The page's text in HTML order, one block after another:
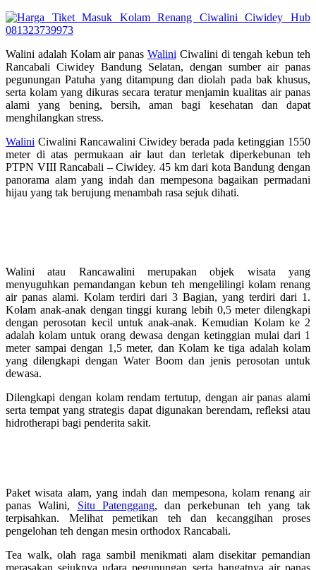
Walini adalah Kolam air panas Walini Ciwalini di tengah kebun teh
Rancabali Ciwidey Bandung Selatan, dengan sumber air panas
pegunungan Patuha yang ditampung dan diolah pada bak khusus,
serta kolam yang dikuras secara teratur menjamin kualitas air panas
alami yang bening, bersih, aman bagi kesehatan dan dapat
menghilangkan stress.
Walini Ciwalini Rancawalini Ciwidey berada pada ketinggian 1550
meter di atas permukaan air laut dan terletak diperkebunan teh
PTPN VIII Rancabali – Ciwidey. 45 km dari kota Bandung dengan
panorama alam yang indah dan mempesona bagaikan permadani
hijau yang tak berujung menambah rasa sejuk dihati.
Walini atau Rancawalini merupakan objek wisata yang
menyuguhkan pemandangan kebun teh mengelilingi kolam renang
air panas alami. Kolam terdiri dari 3 Bagian, yang terdiri dari 1.
Kolam anak-anak dengan tinggi kurang lebih 0,5 meter dilengkapi
dengan perosotan kecil untuk anak-anak. Kemudian Kolam ke 2
adalah kolam untuk orang dewasa dengan ketinggian mulai dari 1
meter sampai dengan 1,5 meter, dan Kolam ke tiga adalah kolam
yang dilengkapi dengan Water Boom dan jenis perosotan untuk
dewasa.
Dilengkapi dengan kolam rendam tertutup, dengan air panas alami
serta tempat yang strategis dapat digunakan berendam, refleksi atau
hidrotherapi bagi penderita sakit.
Paket wisata alam, yang indah dan mempesona, kolam renang air
panas Walini, Situ Patenggang, dan perkebunan teh yang tak
terpisahkan. Melihat pemetikan teh dan kecanggihan proses
pengelohan teh dengan mesin orthodox Rancabali.
Tea walk, olah raga sambil menikmati alam disekitar pemandian
merasakan sejuknya udara pegunungan serta hangatnya air panas